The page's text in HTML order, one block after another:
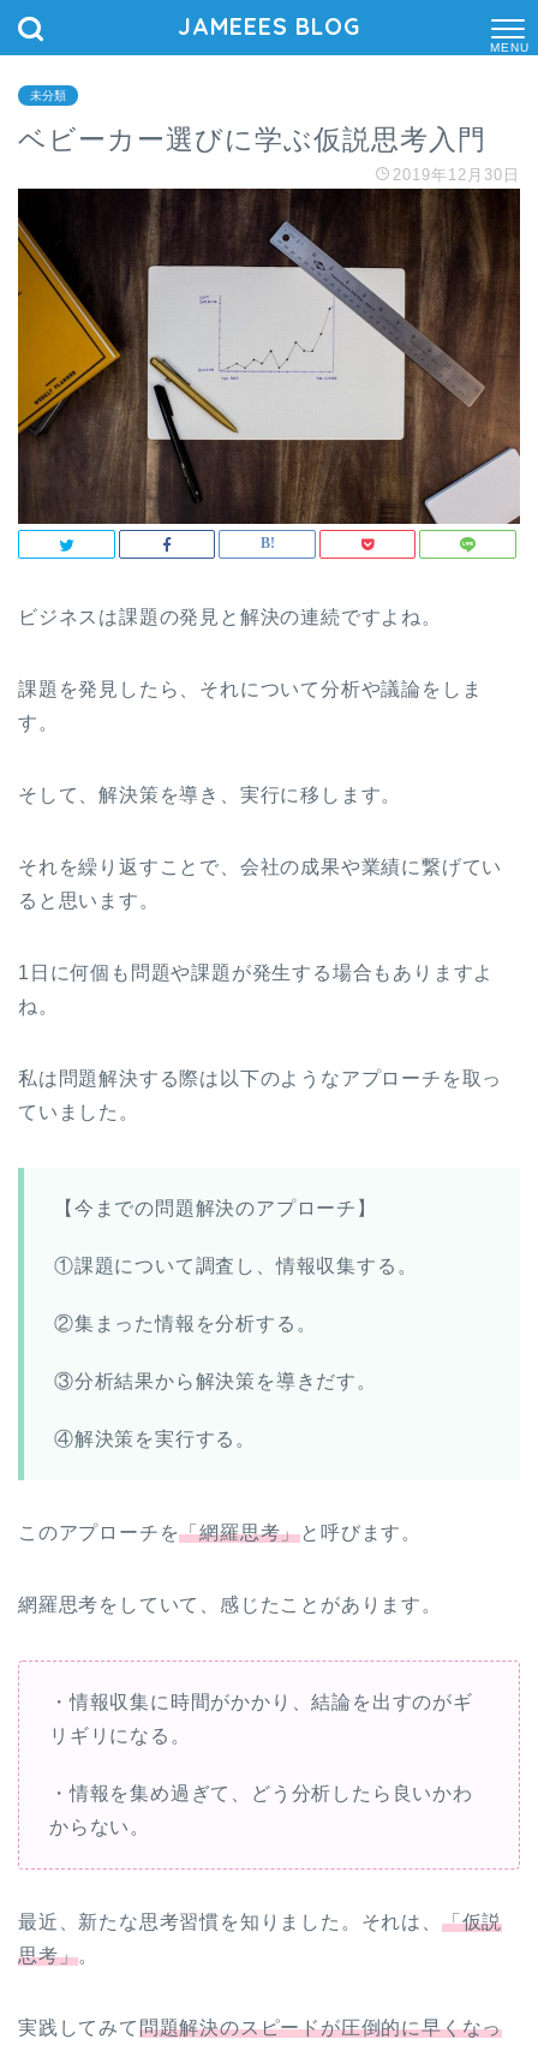
JAMEEES BLOG
E
未分類
ベビーカー選びに学ぶ仮説思考入門
2019年12月30日
ビジネスは課題の発見と解決の連続ですよね。
課題を発見したら、それについて分析や議論をしま
す。
そして、解決策を導き、実行に移します。
それを繰り返すことで、会社の成果や業績に繋げてい
ると思います。
1日に何個も問題や課題が発生する場合もありますよ
ね。
私は問題解決する際は以下のようなアプローチを取っ
ていました。
【今までの問題解決のアプローチ】
①課題について調査し、情報収集する。
②集まった情報を分析する。
③分析結果から解決策を導きだす。
④解決策を実行する。
このアプローチを「網羅思考」と呼びます。
網羅思考をしていて、感じたことがあります。
・情報収集に時間がかかり、結論を出すのがギ
リギリになる。
・情報を集め過ぎて、どう分析したら良いかわ
からない。
最近、新たな思考習慣を知りました。それは、 「仮説
思考」。
実践してみて問題解決のスピードが圧倒的に早くなっ